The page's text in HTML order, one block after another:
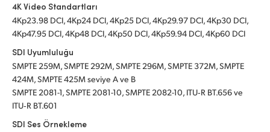
4K Video Standartları
4Kp23.98 DCI, 4Kp24 DCI, 4Kp25 DCI, 4Kp29.97 DCI, 4Kp30 DCI,
4Kp47.95 DCI, 4Kp48 DCI, 4Kp50 DCI, 4Kp59.94 DCI, 4Kp60 DCI
SDI Uyumluluğu
SMPTE 259M, SMPTE 292M, SMPTE 296M, SMPTE 372M, SMPTE
424M, SMPTE 425M seviye A ve B
SMPTE 2081-1, SMPTE 2081-10, SMPTE 2082-10, ITU‑R BT.656 ve
ITU‑R BT.601
SDI Ses Örnekleme